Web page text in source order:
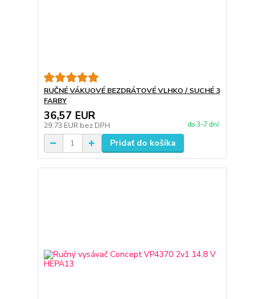
RUČNÉ VÁKUOVÉ BEZDRÁTOVÉ VLHKO / SUCHÉ 3
FARBY
36,57 EUR
29,73 EUR bez DPH do 3-7 dní
Pridať do košíka